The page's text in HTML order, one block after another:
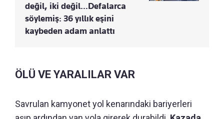
değil, iki değil…Defalarca
söylemiş: 36 yıllık eşini
kaybeden adam anlattı
ÖLÜ VE YARALILAR VAR
Savrulan kamyonet yol kenarındaki bariyerleri